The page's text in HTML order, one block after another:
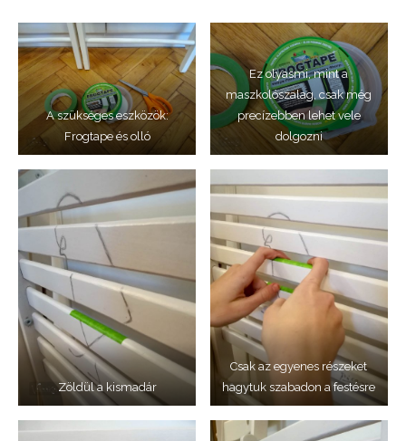
A szükséges eszközök:
Frogtape és olló
Ez olyasmi, mint a
maszkolószalag, csak még
precízebben lehet vele
dolgozni
Zöldül a kismadár
Csak az egyenes részeket
hagytuk szabadon a festésre